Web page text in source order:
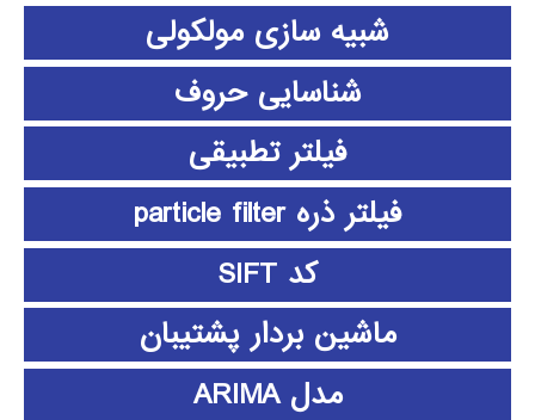
شبیه سازی مولکولی
شناسایی حروف
فیلتر تطبیقی
فیلتر ذره particle filter
کد SIFT
ماشین بردار پشتیبان
مدل ARIMA